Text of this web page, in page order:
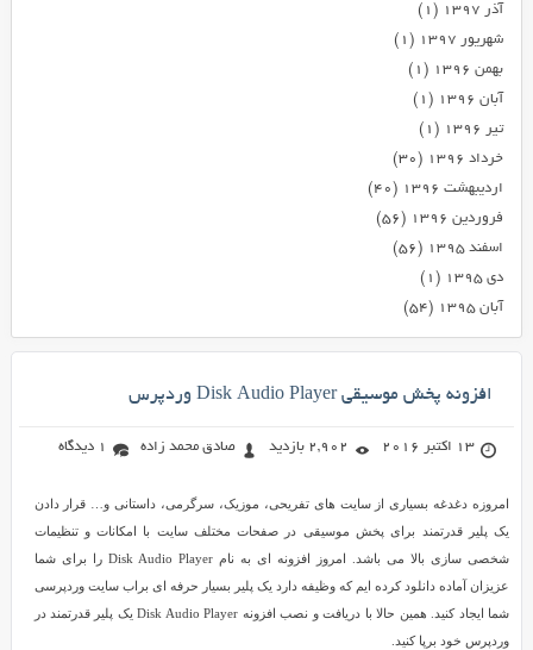
آذر ۱۳۹۷
(۱)
شهریور ۱۳۹۷
(۱)
بهمن ۱۳۹۶
(۱)
آبان ۱۳۹۶
(۱)
تیر ۱۳۹۶
(۱)
خرداد ۱۳۹۶
(۳۰)
اردیبهشت ۱۳۹۶
(۴۰)
فروردین ۱۳۹۶
(۵۶)
اسفند ۱۳۹۵
(۵۶)
دی ۱۳۹۵
(۱)
آبان ۱۳۹۵
(۵۴)
افزونه پخش موسیقی Disk Audio Player وردپرس
13 اکتبر 2016 2,902 بازدید صادق محمد زاده 1 دیدگاه
امروزه دغدغه بسیاری از سایت های تفریحی، موزیک، سرگرمی، داستانی و… قرار دادن
یک پلیر قدرتمند برای پخش موسیقی در صفحات مختلف سایت با امکانات و تنظیمات
شخصی سازی بالا می باشد. امروز افزونه ای به نام Disk Audio Player را برای شما
عزیزان آماده دانلود کرده ایم که وظیفه دارد یک پلیر بسیار حرفه ای براب سایت وردپرسی
شما ایجاد کنید. همین حالا با دریافت و نصب افزونه Disk Audio Player یک پلیر قدرتمند در
وردپرس خود برپا کنید.